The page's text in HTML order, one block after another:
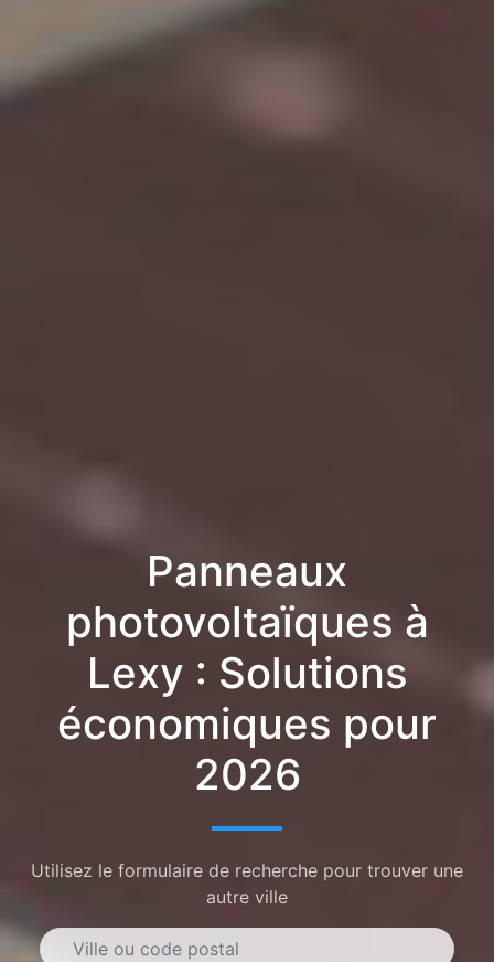
Panneaux
photovoltaïques à
Lexy : Solutions
économiques pour
2026
Utilisez le formulaire de recherche pour trouver une
autre ville